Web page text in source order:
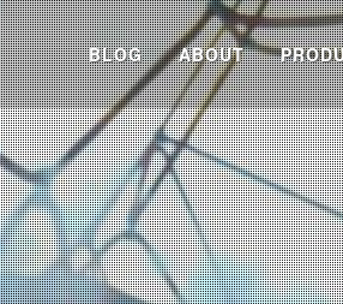
BLOG ABOUT